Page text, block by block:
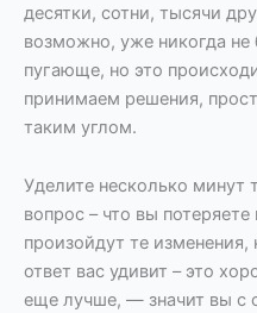
десятки, сотни, тысячи
возможно, уже никогда не
пугающе, но это
принимаем решения,
таким углом.
Уделите несколько минут
вопрос – что вы
произойдут те изменения,
ответ вас удивит – это
еще лучше, — значит вы с